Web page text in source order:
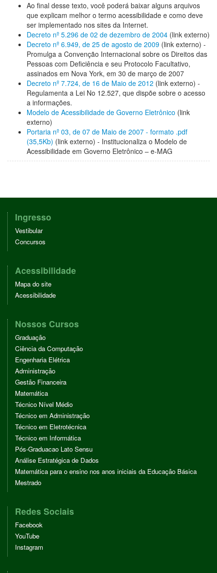
Ao final desse texto, você poderá baixar alguns arquivos
que explicam melhor o termo acessibilidade e como deve
ser implementado nos sites da Internet.
Decreto nº 5.296 de 02 de dezembro de 2004 (link externo)
Decreto nº 6.949, de 25 de agosto de 2009 (link externo) -
Promulga a Convenção Internacional sobre os Direitos das
Pessoas com Deficiência e seu Protocolo Facultativo,
assinados em Nova York, em 30 de março de 2007
Decreto nº 7.724, de 16 de Maio de 2012 (link externo) -
Regulamenta a Lei No 12.527, que dispõe sobre o acesso
a informações.
Modelo de Acessibilidade de Governo Eletrônico (link
externo)
Portaria nº 03, de 07 de Maio de 2007 - formato .pdf
(35,5Kb) (link externo) - Institucionaliza o Modelo de
Acessibilidade em Governo Eletrônico – e-MAG
Ingresso
Vestibular
Concursos
Acessibilidade
Mapa do site
Acessibilidade
Nossos Cursos
Graduação
Ciência da Computação
Engenharia Elétrica
Administração
Gestão Financeira
Matemática
Técnico Nível Médio
Técnico em Administração
Técnico em Eletrotécnica
Técnico em Informática
Pós-Graduacao Lato Sensu
Análise Estratégica de Dados
Matemática para o ensino nos anos iniciais da Educação Básica
Mestrado
Redes Sociais
Facebook
YouTube
Instagram